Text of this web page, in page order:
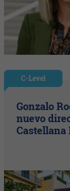
C-Level
Gonzalo
nuevo
Castellana